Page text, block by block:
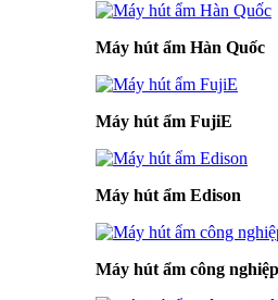
Máy hút ẩm Hàn Quốc
Máy hút ẩm FujiE
Máy hút ẩm Edison
Máy hút ẩm công